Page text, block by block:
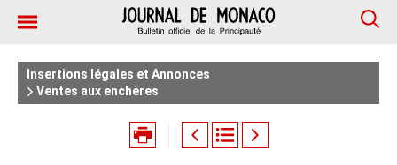
Insertions légales et Annonces
Ventes aux enchères